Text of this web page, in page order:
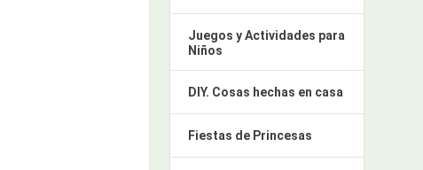
Juegos y Actividades para
Niños
DIY. Cosas hechas en casa
Fiestas de Princesas